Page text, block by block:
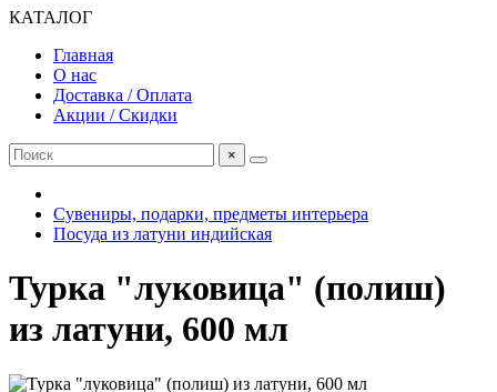
КАТАЛОГ
Главная
О нас
Доставка / Оплата
Акции / Скидки
×
Сувениры, подарки, предметы интерьера
Посуда из латуни индийская
Турка "луковица" (полиш)
из латуни, 600 мл